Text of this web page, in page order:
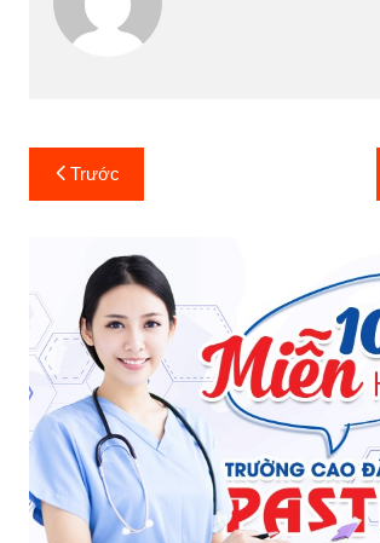
Điều
hướng
Trước